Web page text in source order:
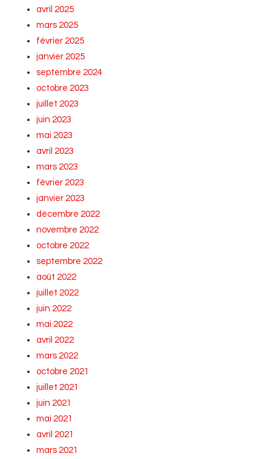
avril 2025
mars 2025
février 2025
janvier 2025
septembre 2024
octobre 2023
juillet 2023
juin 2023
mai 2023
avril 2023
mars 2023
février 2023
janvier 2023
décembre 2022
novembre 2022
octobre 2022
septembre 2022
août 2022
juillet 2022
juin 2022
mai 2022
avril 2022
mars 2022
octobre 2021
juillet 2021
juin 2021
mai 2021
avril 2021
mars 2021